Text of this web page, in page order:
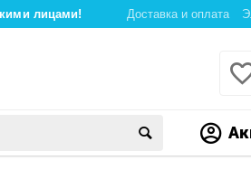
Доставка и оплата
лицами!